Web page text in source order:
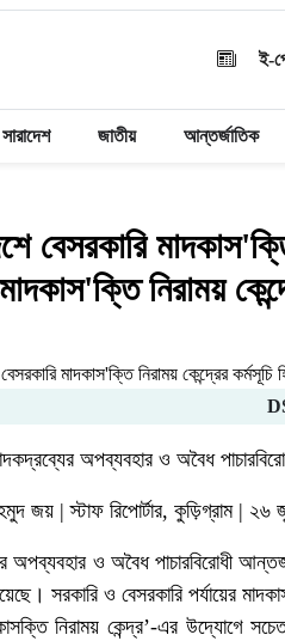
ই-
সারাদেশ জাতীয় আন্তর্জাতিক
বেসরকারি
নিরাময়
অপব্যবহার ও অবৈধ
জয় | স্টাফ রিপোর্টার, কুড়িগ্রাম |
অপব্যবহার ও অবৈধ পাচারবিরোধী
সরকারি ও বেসরকারি পর্যায়ের
নিরাময় কেন্দ্র’-এর উদ্যোগে